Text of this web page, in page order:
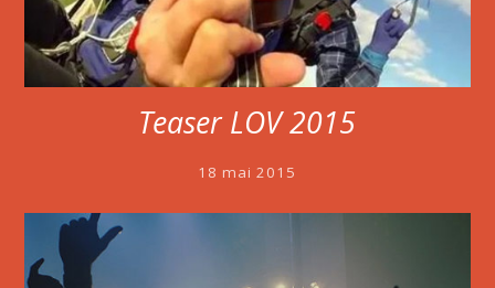
Teaser LOV 2015
18 mai 2015